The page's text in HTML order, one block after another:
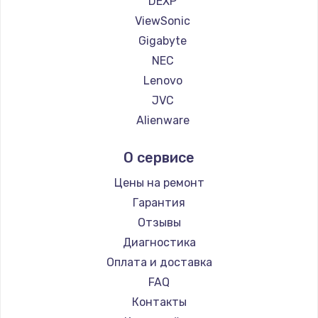
1260 руб.
Установка драйверов
725 руб.
Заказать
Заказать
Ремонт цепей питания
2500 руб.
Заказать
ViewSonic
Gigabyte
NEC
Lenovo
JVC
Alienware
Thunderobot
Hisense
АОС
Ardor
Machenike
iru
Titan Army
iFFALCON
О сервисе
Цены на ремонт
Гарантия
Отзывы
Диагностика
Оплата и доставка
FAQ
Контакты